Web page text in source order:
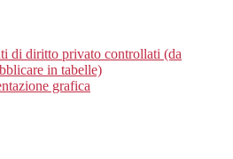
di diritto privato controllati (da
in tabelle)
grafica